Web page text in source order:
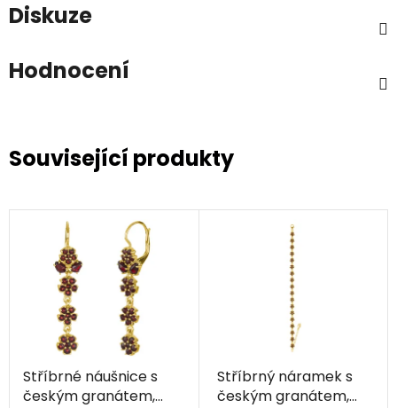
Diskuze
Hodnocení
Související produkty
Stříbrné náušnice s
českým granátem,
Stříbrný náramek s
českým granátem,